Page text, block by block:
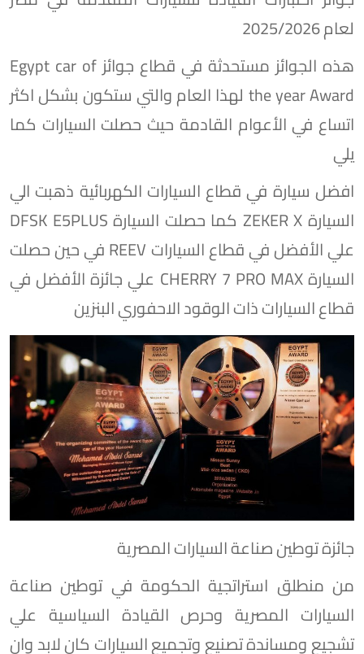
لعام 2025/2026
هذه الجوائز مستحدثة في قطاع جوائز Egypt car of
the year Award لهذا العام والتي ستكون بشكل اكثر
اتساع في الأعوام القادمة حيث حصلت السيارات كما
يلي
افضل سيارة في قطاع السيارات الكهربائية ذهبت الي
السيارة ZEKER X كما حصلت السيارة DFSK E5PLUS
علي الأفضل في قطاع السيارات REEV في حين حصلت
السيارة CHERRY 7 PRO MAX علي جائزة الأفضل في
قطاع السيارات ذات الوقود الاحفوري البنزين
جائزة توطين صناعة السيارات المصرية
من منطلق استراتجية الحكومة في توطين صناعة
السيارات المصرية وحرص القيادة السياسية علي
تشجيع ومساندة تصنيع وتجميع السيارات كان لابد وان